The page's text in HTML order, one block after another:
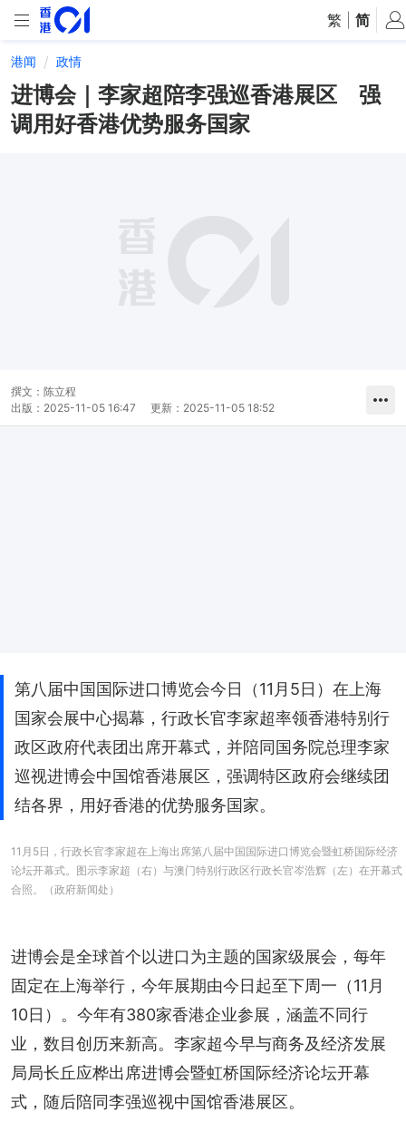
繁 简
港闻 政情
进博会｜李家超陪李强巡香港展区 强
调用好香港优势服务国家
撰文： 陈立程
出版： 2025-11-05 16:47 更新： 2025-11-05 18:52
第八届中国国际进口博览会今日（11月5日）在上海
国家会展中心揭幕，行政长官李家超率领香港特别行
政区政府代表团出席开幕式，并陪同国务院总理李家
巡视进博会中国馆香港展区，强调特区政府会继续团
结各界，用好香港的优势服务国家。
11月5日，行政长官李家超在上海出席第八届中国国际进口博览会暨虹桥国际经济
论坛开幕式。图示李家超（右）与澳门特别行政区行政长官岑浩辉（左）在开幕式
合照。（政府新闻处）
进博会是全球首个以进口为主题的国家级展会，每年
固定在上海举行，今年展期由今日起至下周一（11月
10日）。今年有380家香港企业参展，涵盖不同行
业，数目创历来新高。李家超今早与商务及经济发展
局局长丘应桦出席进博会暨虹桥国际经济论坛开幕
式，随后陪同李强巡视中国馆香港展区。